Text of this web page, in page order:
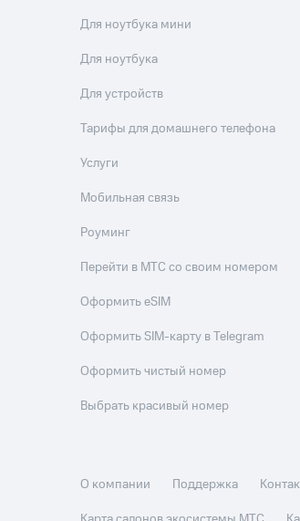
Для ноутбука мини
Для ноутбука
Для устройств
Тарифы для домашнего телефона
Услуги
Мобильная связь
Роуминг
Перейти в МТС со своим номером
Оформить eSIM
Оформить SIM-карту в Telegram
Оформить чистый номер
Выбрать красивый номер
О компании Поддержка